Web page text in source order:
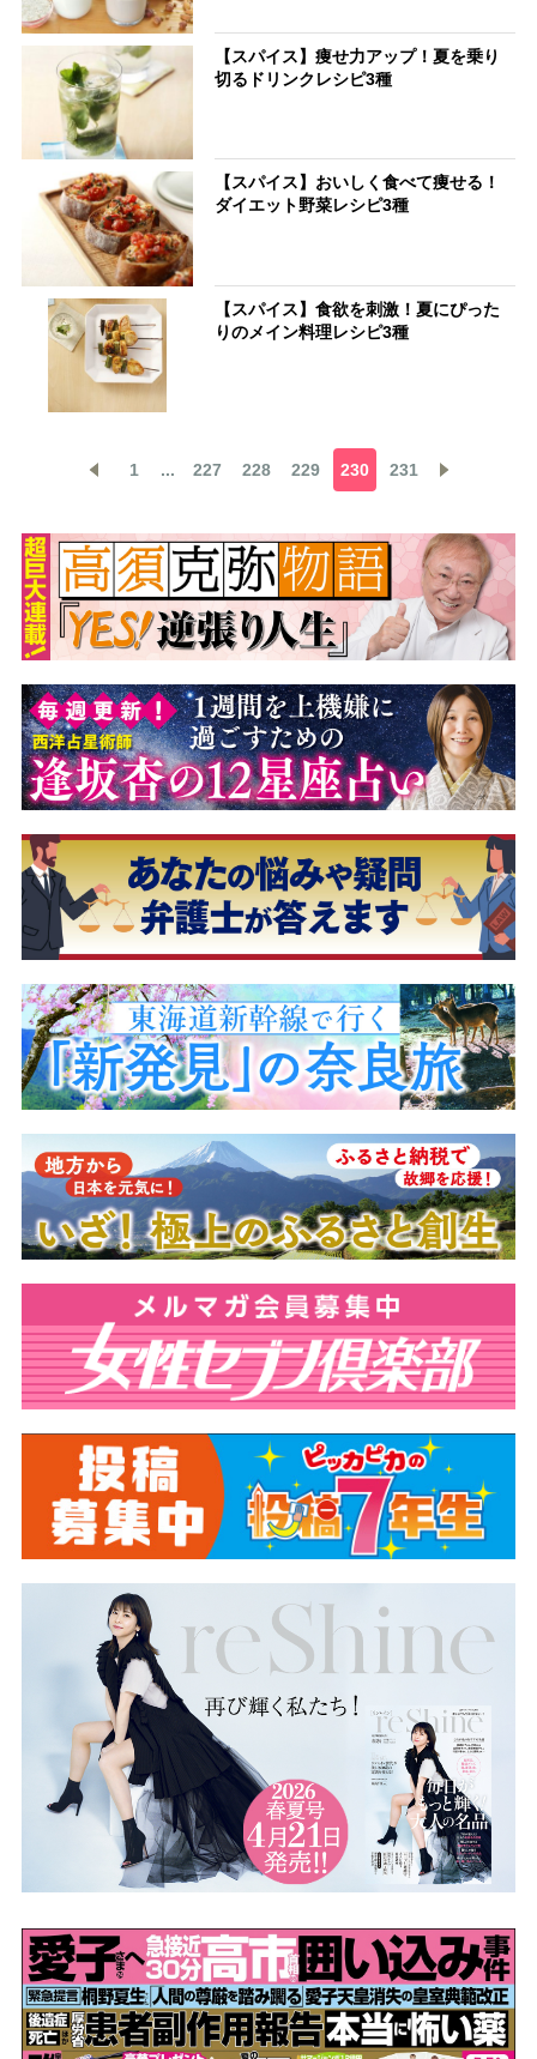
【スパイス】痩せ力アップ！夏を乗り
切るドリンクレシピ3種
【スパイス】おいしく食べて痩せる！
ダイエット野菜レシピ3種
【スパイス】食欲を刺激！夏にぴった
りのメイン料理レシピ3種
1 ... 227 228 229 230 231